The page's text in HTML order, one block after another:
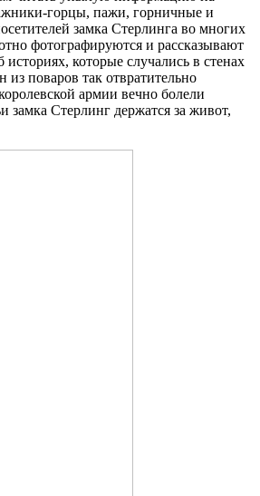
горцы, пажи, горничные и
замка Стерлинга во многих
фотографируются и рассказывают
которые случались в стенах
поваров так отвратительно
армии вечно болели
замка Стерлинг держатся за живот,